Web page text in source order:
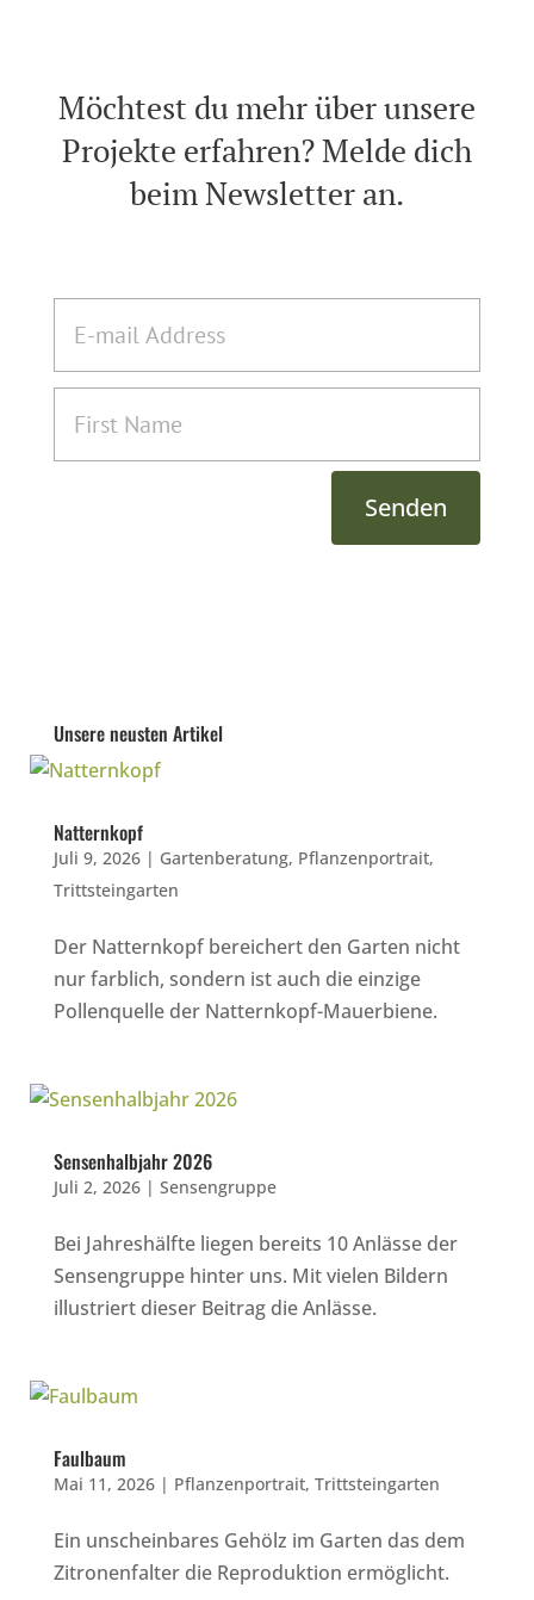
Möchtest du mehr über unsere
Projekte erfahren? Melde dich
beim Newsletter an.
Senden
Unsere neusten Artikel
Natternkopf
Juli 9, 2026| Gartenberatung, Pflanzenportrait,
Trittsteingarten
Der Natternkopf bereichert den Garten nicht
nur farblich, sondern ist auch die einzige
Pollenquelle der Natternkopf-Mauerbiene.
Sensenhalbjahr 2026
Juli 2, 2026| Sensengruppe
Bei Jahreshälfte liegen bereits 10 Anlässe der
Sensengruppe hinter uns. Mit vielen Bildern
illustriert dieser Beitrag die Anlässe.
Faulbaum
Mai 11, 2026| Pflanzenportrait, Trittsteingarten
Ein unscheinbares Gehölz im Garten das dem
Zitronenfalter die Reproduktion ermöglicht.